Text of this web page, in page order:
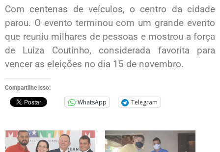
Com centenas de veículos, o centro da cidade
parou. O evento terminou com um grande evento
que reuniu milhares de pessoas e mostrou a força
de Luiza Coutinho, considerada favorita para
vencer as eleições no dia 15 de novembro.
Compartilhe isso:
WhatsApp Telegram